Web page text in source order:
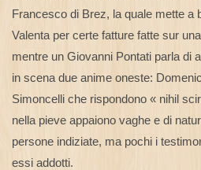
Francesco di Brez, la quale mette a
Valenta per certe fatture fatte sur
mentre un Giovanni Pontati parla di
in scena due anime oneste:
Simoncelli che rispondono « nihil
nella pieve appaiono vaghe e di
persone indiziate, ma pochi i
essi addotti.